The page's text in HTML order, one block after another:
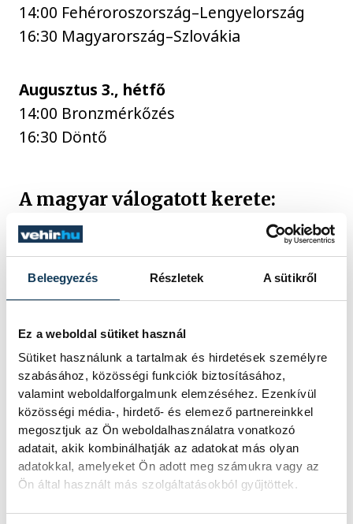
Beleegyezés Részletek A sütikről
Ez a weboldal sütiket használ
Sütiket használunk a tartalmak és hirdetések személyre
szabásához, közösségi funkciók biztosításához,
valamint weboldalforgalmunk elemzéséhez. Ezenkívül
közösségi média-, hirdető- és elemező partnereinkkel
megosztjuk az Ön weboldalhasználatra vonatkozó
adatait, akik kombinálhatják az adatokat más olyan
adatokkal, amelyeket Ön adott meg számukra vagy az
Ön által használt más szolgáltatásokból gyűjtöttek.
14:00 Fehéroroszország–Lengyelország
16:30 Magyarország–Szlovákia
Augusztus 3., hétfő
14:00 Bronzmérkőzés
16:30 Döntő
A magyar válogatott kerete:
Kapusok: Bíró Barbara (UTE) , Szőcs Réka
(MTK Hungária FC)
Szabina (SC Südburgenland), Szabó
Viktória (FC Lübars, Berlin), Tóth Gabriella
(Werder Bremen), Rácz Zsófia (FC Lübars,
Berlin), Mosdóczi Evelin (Ferencvárosi TC),
Nagypál Fatima (Ferencvárosi TC)
Középpályások: Hummel-Smuczer Angéla
(MTK Hungária FC), Nagy Lilla (MTK
Hungária FC), Horváth Boglárka